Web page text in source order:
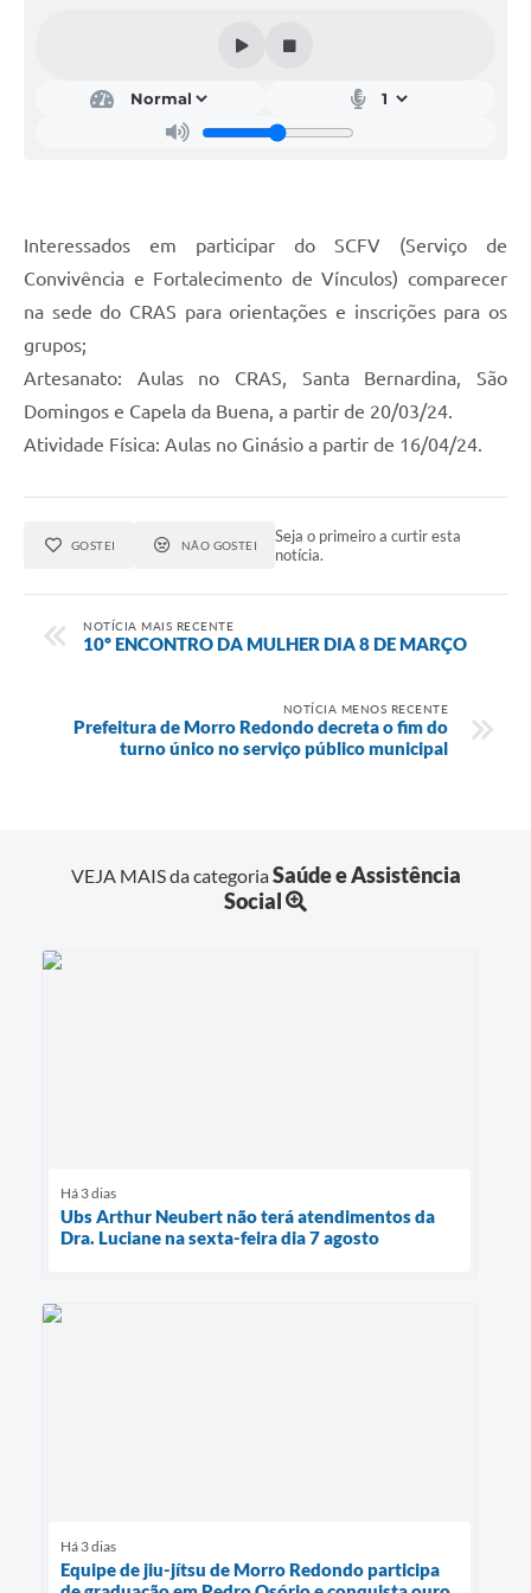
Projetos
R.H
Telefones Úteis
Interessados em participar do SCFV (Serviço de
Convivência e Fortalecimento de Vínculos) comparecer
na sede do CRAS para orientações e inscrições para os
grupos;
Artesanato: Aulas no CRAS, Santa Bernardina, São
Domingos e Capela da Buena, a partir de 20/03/24.
Atividade Física: Aulas no Ginásio a partir de 16/04/24.
GOSTEI NÃO GOSTEI
Seja o primeiro a curtir esta
notícia.
NOTÍCIA MAIS RECENTE
10º ENCONTRO DA MULHER DIA 8 DE MARÇO
NOTÍCIA MENOS RECENTE
Prefeitura de Morro Redondo decreta o fim do
turno único no serviço público municipal
VEJA MAIS da categoriaSaúde e Assistência
Social
Há 3 dias
Ubs Arthur Neubert não terá atendimentos da
Dra. Luciane na sexta-feira dia 7 agosto
Há 3 dias
Equipe de jiu-jítsu de Morro Redondo participa